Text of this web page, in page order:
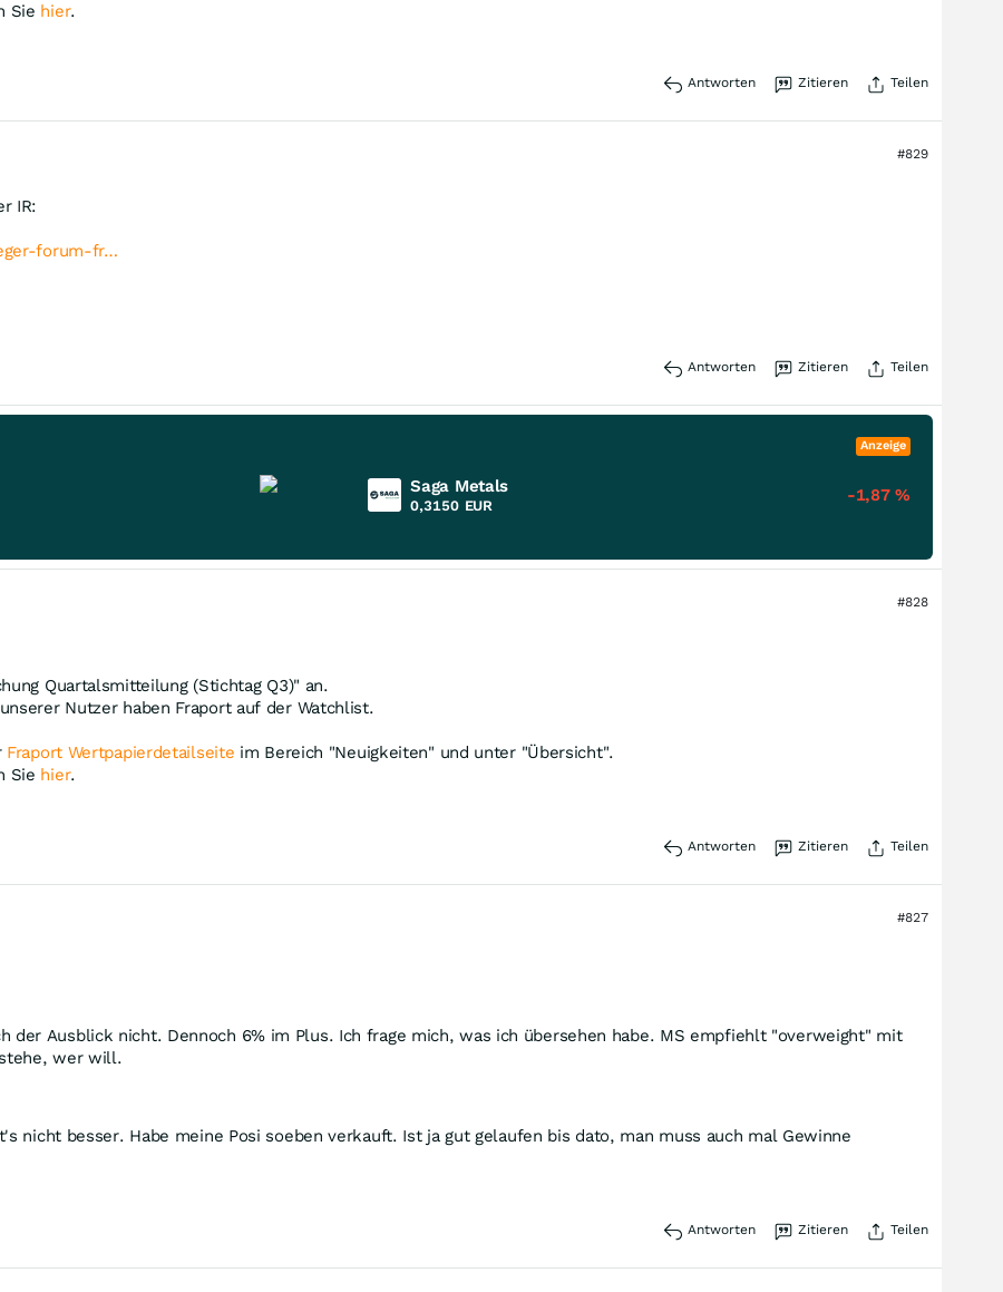
Sie hier.
Antworten Zitieren Teilen
#829
IR:
forum-fr…
Antworten Zitieren Teilen
Anzeige
Saga Metals
0,3150 EUR
-1,87%
#828
Quartalsmitteilung (Stichtag Q3)" an.
Nutzer haben Fraport auf der Watchlist.
Fraport Wertpapierdetailseite im Bereich "Neuigkeiten" und unter "Übersicht".
Sie hier.
Antworten Zitieren Teilen
#827
der Ausblick nicht. Dennoch 6% im Plus. Ich frage mich, was ich übersehen habe. MS empfiehlt "overweight" mit
wer will.
nicht besser. Habe meine Posi soeben verkauft. Ist ja gut gelaufen bis dato, man muss auch mal Gewinne
Antworten Zitieren Teilen